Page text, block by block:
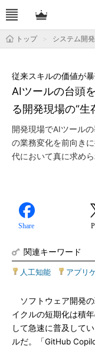
トップ システム開発
AIツールの台頭
る開発現場の“生
従来スキルの価値が暴
開発現場でAIツール
の業務変化を前向き
代において真に求め
Share
関連キーワード
人工知能 アプリ
ソフトウェア開発
イクルの短期化は積
して急速に普及して
ルだ。「GitHub